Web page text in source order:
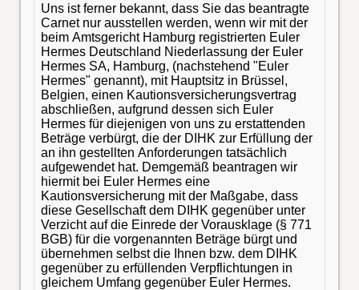
Uns ist ferner bekannt, dass Sie das beantragte
Carnet nur ausstellen werden, wenn wir mit der
beim Amtsgericht Hamburg registrierten Euler
Hermes Deutschland Niederlassung der Euler
Hermes SA, Hamburg, (nachstehend "Euler
Hermes" genannt), mit Hauptsitz in Brüssel,
Belgien, einen Kautionsversicherungsvertrag
abschließen, aufgrund dessen sich Euler
Hermes für diejenigen von uns zu erstattenden
Beträge verbürgt, die der DIHK zur Erfüllung der
an ihn gestellten Anforderungen tatsächlich
aufgewendet hat. Demgemäß beantragen wir
hiermit bei Euler Hermes eine
Kautionsversicherung mit der Maßgabe, dass
diese Gesellschaft dem DIHK gegenüber unter
Verzicht auf die Einrede der Vorausklage (§ 771
BGB) für die vorgenannten Beträge bürgt und
übernehmen selbst die Ihnen bzw. dem DIHK
gegenüber zu erfüllenden Verpflichtungen in
gleichem Umfang gegenüber Euler Hermes.